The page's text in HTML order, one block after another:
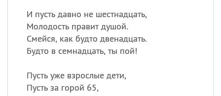
И пусть давно не шестнадцать,
Молодость правит душой.
Смейся, как будто двенадцать.
Будто в семнадцать, ты пой!
Пусть уже взрослые дети,
Пусть за горой 65,